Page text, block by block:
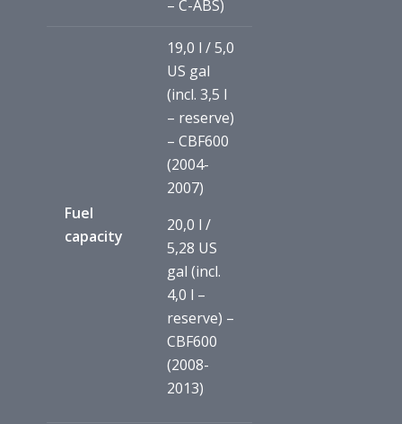
– C-ABS)
Fuel
capacity
19,0 l / 5,0
US gal
(incl. 3,5 l
– reserve)
– CBF600
(2004-
2007)
20,0 l /
5,28 US
gal (incl.
4,0 l –
reserve) –
CBF600
(2008-
2013)